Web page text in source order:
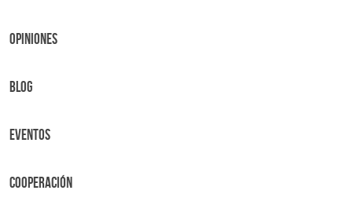
OPINIONES
BLOG
Eventos
Cooperación